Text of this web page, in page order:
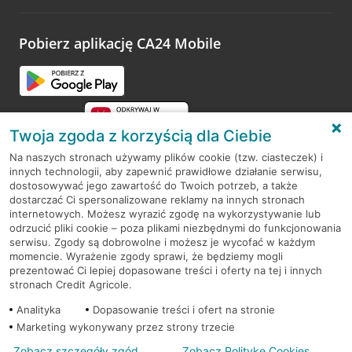
opinie.
Pobierz aplikację CA24 Mobile
RODO
Regulamin serwisu
Mapa serwisu
PolitykaCookies
Twoja zgoda z korzyścią dla Ciebie
Na naszych stronach używamy plików cookie (tzw. ciasteczek) i
innych technologii, aby zapewnić prawidłowe działanie serwisu,
dostosowywać jego zawartość do Twoich potrzeb, a także
dostarczać Ci spersonalizowane reklamy na innych stronach
internetowych. Możesz wyrazić zgodę na wykorzystywanie lub
odrzucić pliki cookie – poza plikami niezbędnymi do funkcjonowania
serwisu. Zgody są dobrowolne i możesz je wycofać w każdym
momencie. Wyrażenie zgody sprawi, że będziemy mogli
prezentować Ci lepiej dopasowane treści i oferty na tej i innych
stronach Credit Agricole.
Analityka
Dopasowanie treści i ofert na stronie
Marketing wykonywany przez strony trzecie